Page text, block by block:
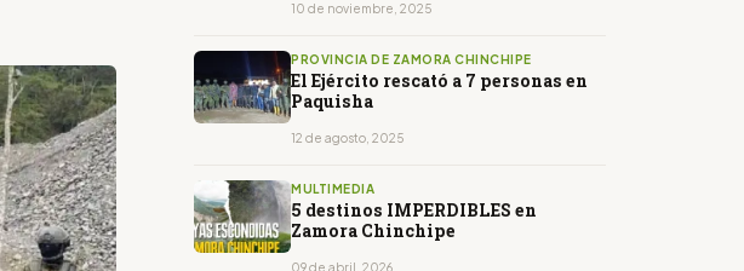
10 de noviembre, 2025
PROVINCIA DE ZAMORA CHINCHIPE
El Ejército rescató a 7 personas en
Paquisha
12 de agosto, 2025
MULTIMEDIA
5 destinos IMPERDIBLES en
Zamora Chinchipe
09 de abril, 2026